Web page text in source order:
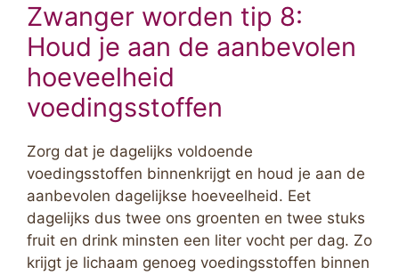
Zwanger worden tip 8:
Houd je aan de aanbevolen
hoeveelheid
voedingsstoffen
Zorg dat je dagelijks voldoende
voedingsstoffen binnenkrijgt en houd je aan de
aanbevolen dagelijkse hoeveelheid. Eet
dagelijks dus twee ons groenten en twee stuks
fruit en drink minsten een liter vocht per dag. Zo
krijgt je lichaam genoeg voedingsstoffen binnen